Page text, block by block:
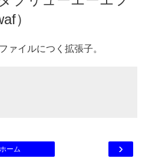
）
ァイルにつく拡張子。
›
ホーム